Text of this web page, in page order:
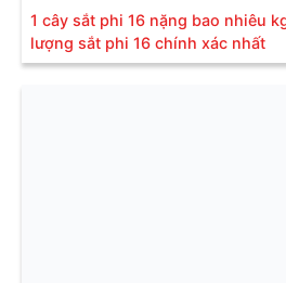
1 cây sắt phi 16 nặng bao nhiêu
lượng sắt phi 16 chính xác nhất